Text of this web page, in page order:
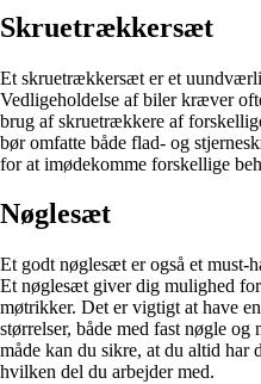
Skruetrækkersæt
Et skruetrækkersæt er et
Vedligeholdelse af biler kræver
brug af skruetrækkere af
bør omfatte både flad- og
for at imødekomme forskellige
Nøglesæt
Et godt nøglesæt er også et must-
Et nøglesæt giver dig mulighed
møtrikker. Det er vigtigt at have
størrelser, både med fast nøgle
måde kan du sikre, at du altid har
hvilken del du arbejder med.